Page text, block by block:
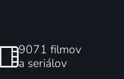
9071 filmov
a seriálov